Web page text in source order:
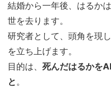
結婚から一年後、はるか
世を去ります。
研究者として、頭角を現
を立ち上げます。
目的は、 死んだはるかを
と 。